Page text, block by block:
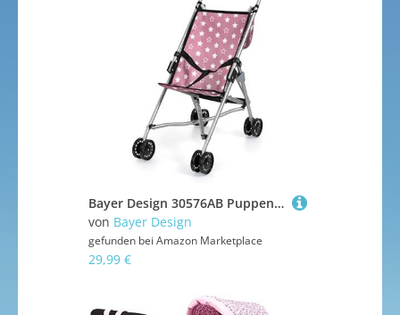
Bayer Design 30576AB Puppenbuggy mit Tasche, Doppelräder, faltbar, aus Metal, für Puppen bis 46 cm
von Bayer Design
gefunden bei Amazon Marketplace
29,99 €